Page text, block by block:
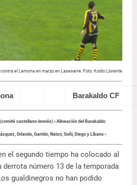
el Lemona en marzo en Lasesarre. Foto. Koldo Llorente
Barakaldo CF
castellano-leonés)• Alineación del Barakaldo:
Orlando, Garrido, Natxo, Goñi, Diego y Líbano •
el segundo tiempo ha colocado al
derrota número 13 de la temporada
gualdinegros no han podido